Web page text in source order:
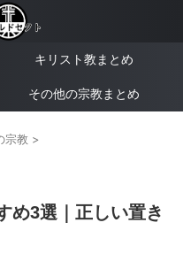
キリスト教まとめ
その他の宗教まとめ
宗教 >
め3選｜正しい置き